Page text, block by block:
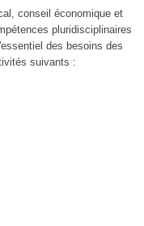
conseil économique et
pluridisciplinaires
des besoins des
suivants :